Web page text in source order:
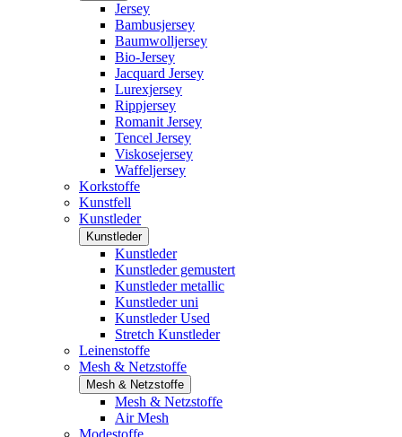
Jersey
Bambusjersey
Baumwolljersey
Bio-Jersey
Jacquard Jersey
Lurexjersey
Rippjersey
Romanit Jersey
Tencel Jersey
Viskosejersey
Waffeljersey
Korkstoffe
Kunstfell
Kunstleder
Kunstleder
Kunstleder
Kunstleder gemustert
Kunstleder metallic
Kunstleder uni
Kunstleder Used
Stretch Kunstleder
Leinenstoffe
Mesh & Netzstoffe
Mesh & Netzstoffe
Mesh & Netzstoffe
Air Mesh
Modestoffe